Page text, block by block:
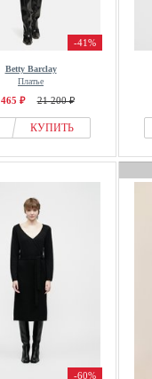
-41%
Betty Barclay
Платье
₽ 21 200 ₽
КУПИТЬ
-60%